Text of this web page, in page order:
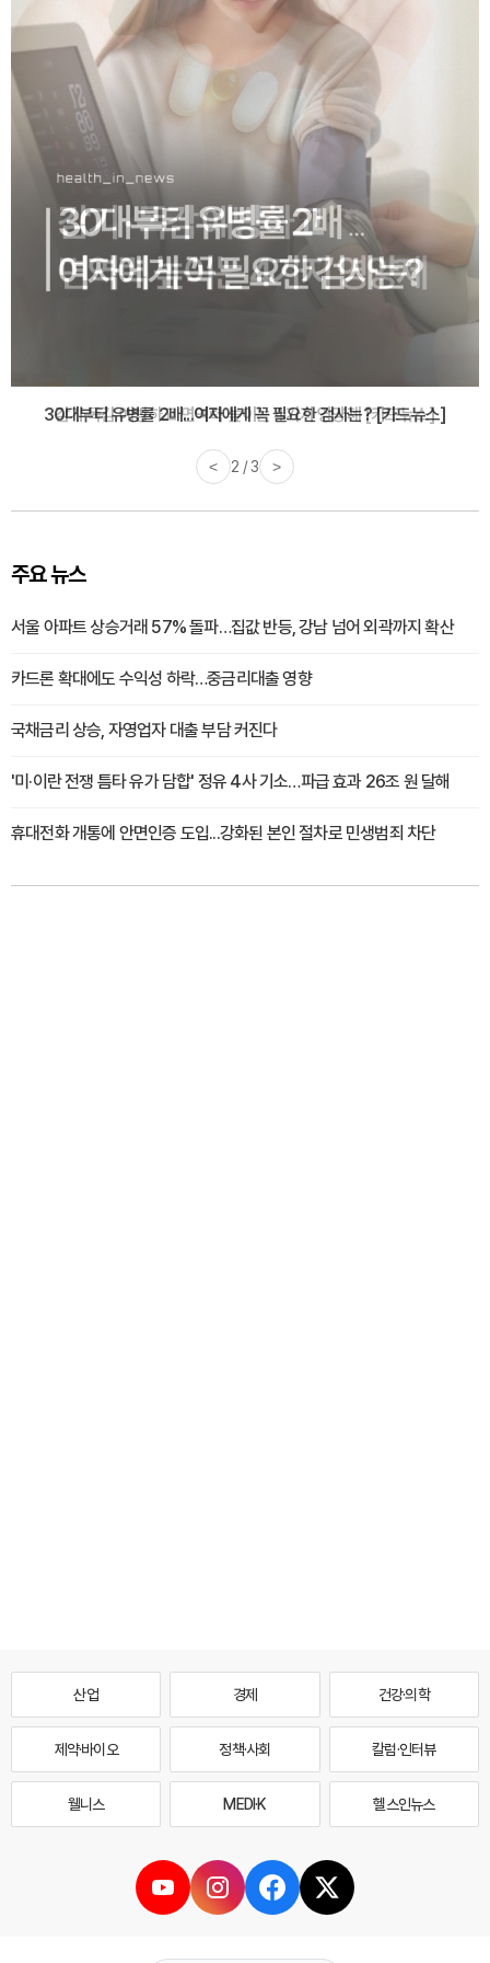
감기·독감 예방하고 면역력 높이는 4가지 영양제 [카드뉴스]
< 3 / 3 >
주요 뉴스
서울 아파트 상승거래 57% 돌파…집값 반등, 강남 넘어 외곽까지 확산
카드론 확대에도 수익성 하락…중금리대출 영향
국채금리 상승, 자영업자 대출 부담 커진다
'미·이란 전쟁 틈타 유가 담합' 정유 4사 기소…파급 효과 26조 원 달해
휴대전화 개통에 안면인증 도입...강화된 본인 절차로 민생범죄 차단
산업 경제 건강·의학
제약·바이오 정책·사회 칼럼·인터뷰
웰니스 MEDI·K 헬스인뉴스